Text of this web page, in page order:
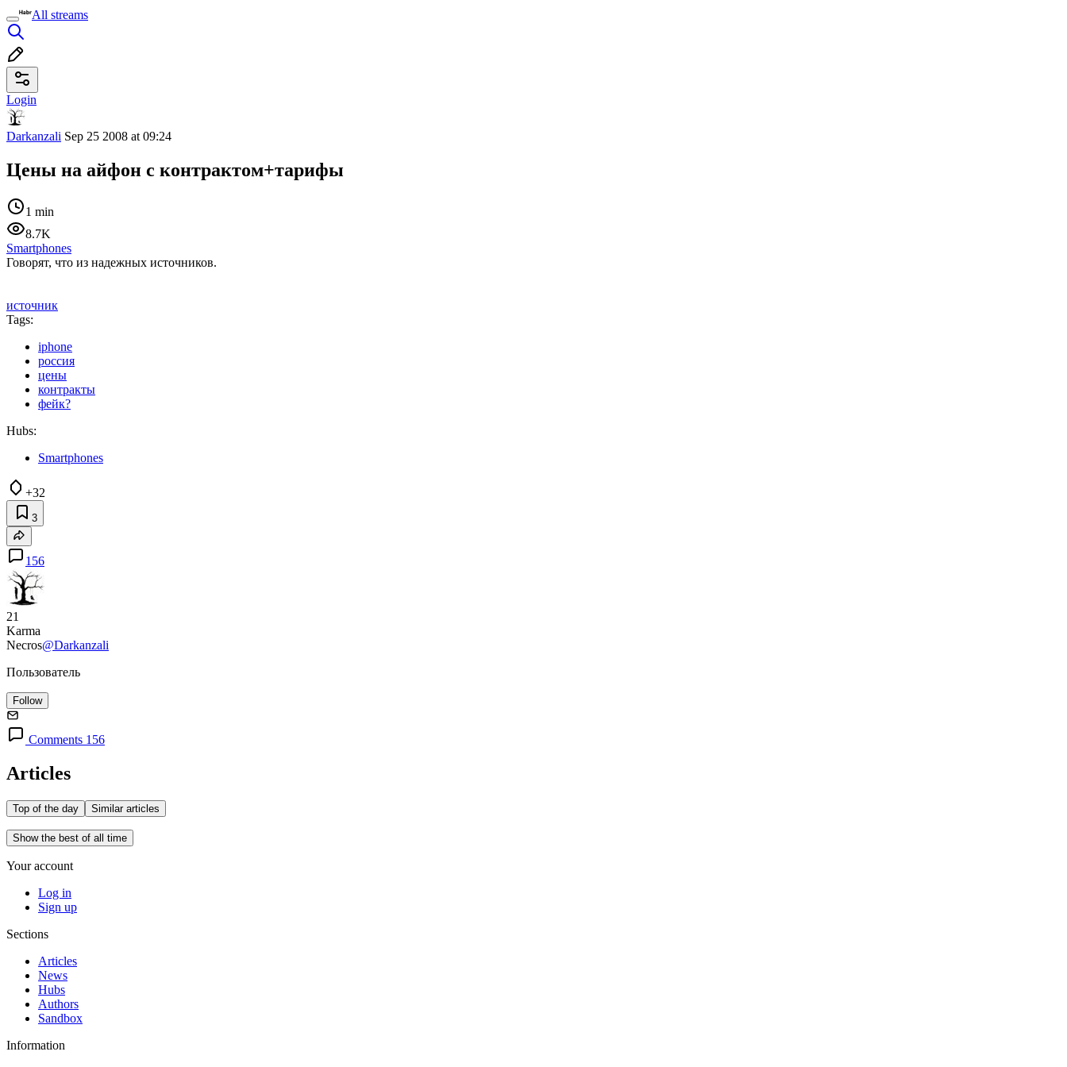
All streams
Login
Darkanzali Sep 25 2008 at 09:24
Цены на айфон с контрактом+тарифы
1 min
8.7K
Smartphones
Говорят, что из надежных источников.
источник
Tags:
iphone
россия
цены
контракты
фейк?
Hubs:
Smartphones
+32
3
156
21
Karma
Necros@Darkanzali
Пользователь
Follow
Comments 156
Articles
Top of the day Similar articles
Show the best of all time
Your account
Log in
Sign up
Sections
Articles
News
Hubs
Authors
Sandbox
Information